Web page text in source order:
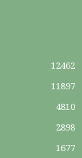
12462
11897
4810
2898
1677